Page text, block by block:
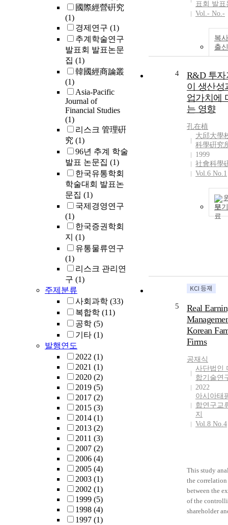
國際經營硏究
(1)
경제연구 (1)
추계학술연구
발표회 발표논문
집 (1)
韓國經商論叢
(1)
Asia-Pacific
Journal of
Financial Studies
(1)
리스크 管理硏
究 (1)
96년 추계 학술
발표 논문집 (1)
한국유통학회
학술대회 발표논
문집 (1)
국제경영연구
(1)
한국증권학회
지 (1)
유통물류연구
(1)
리스크 관리연
구 (1)
주제분류
사회과학 (33)
복합학 (11)
공학 (5)
기타 (1)
발행연도
2022 (1)
2021 (1)
2020 (2)
2019 (5)
2017 (2)
2015 (3)
2014 (1)
2013 (2)
2011 (3)
2007 (2)
2006 (4)
2005 (4)
2003 (1)
2002 (1)
1999 (5)
1998 (4)
1997 (1)
표회 발표
Vol.- No.-
복
출
4
R&D 투자
이 생산성
업가치에
는 영향
孔在植
大邱大學
科學硏究
1999
社會科學
Vol.6 No.1
보기
5
Real
Korean
Firms
공재식
사단법인
합기술연
2022
아시아태
합연구교
지
Vol.8 No.4
This study
the correlation
between the
of the
shareholder